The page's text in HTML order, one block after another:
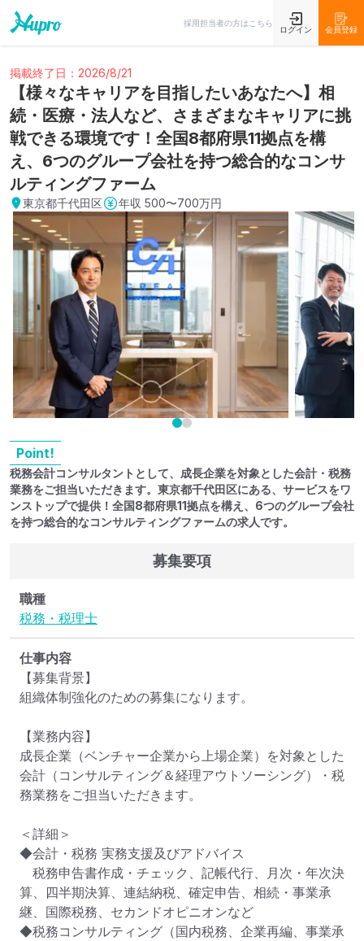
採用担当者の方はこちら
ログイン 会員登録
掲載終了日：2026/8/21
【様々なキャリアを目指したいあなたへ】相
続・医療・法人など、さまざまなキャリアに挑
戦できる環境です！全国8都府県11拠点を構
え、6つのグループ会社を持つ総合的なコンサ
ルティングファーム
東京都千代田区 年収 500〜700万円
Point!
税務会計コンサルタントとして、成長企業を対象とした会計・税務
業務をご担当いただきます。東京都千代田区にある、サービスをワ
ンストップで提供！全国8都府県11拠点を構え、6つのグループ会社
を持つ総合的なコンサルティングファームの求人です。
募集要項
職種
税務・税理士
仕事内容
【募集背景】
組織体制強化のための募集になります。
【業務内容】
成長企業（ベンチャー企業から上場企業）を対象とした
会計（コンサルティング＆経理アウトソーシング）・税
務業務をご担当いただきます。
＜詳細＞
◆会計・税務 実務支援及びアドバイス
税務申告書作成・チェック、記帳代行、月次・年次決
算、四半期決算、連結納税、確定申告、相続・事業承
継、国際税務、セカンドオピニオンなど
◆税務コンサルティング（国内税務、企業再編、事業承